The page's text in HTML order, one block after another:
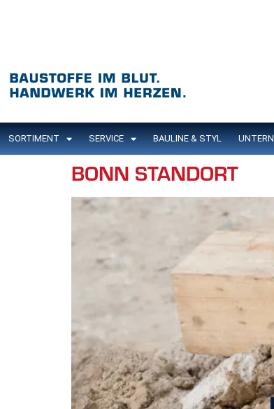
SORTIMENT SERVICE BAULINE & STYL
BONN STANDORT